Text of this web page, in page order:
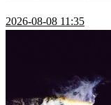
2026-08-08 11:35